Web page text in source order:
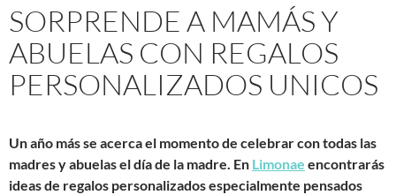
SORPRENDE A MAMÁS Y
ABUELAS CON REGALOS
PERSONALIZADOS UNICOS
Un año más se acerca el momento de celebrar con todas las
madres y abuelas el día de la madre. En Limonae encontrarás
ideas de regalos personalizados especialmente pensados